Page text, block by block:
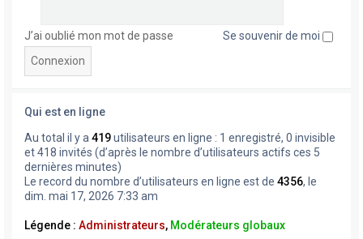
J’ai oublié mon mot de passe Se souvenir de moi
Qui est en ligne
Au total il y a 419utilisateurs en ligne : 1 enregistré, 0 invisible
et 418 invités (d’après le nombre d’utilisateurs actifs ces 5
dernières minutes)
Le record du nombre d’utilisateurs en ligne est de 4356, le
dim. mai 17, 2026 7:33 am
Légende : Administrateurs, Modérateurs globaux